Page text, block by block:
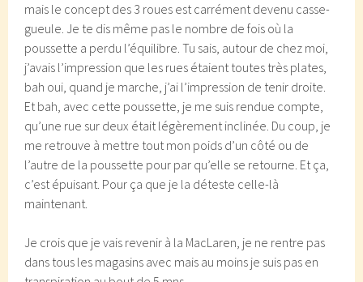
mais le concept des 3 roues est carrément devenu casse-
gueule. Je te dis même pas le nombre de fois où la
poussette a perdu l’équilibre. Tu sais, autour de chez moi,
j’avais l’impression que les rues étaient toutes très plates,
bah oui, quand je marche, j’ai l’impression de tenir droite.
Et bah, avec cette poussette, je me suis rendue compte,
qu’une rue sur deux était légèrement inclinée. Du coup, je
me retrouve à mettre tout mon poids d’un côté ou de
l’autre de la poussette pour par qu’elle se retourne. Et ça,
c’est épuisant. Pour ça que je la déteste celle-là
maintenant.
Je crois que je vais revenir à la MacLaren, je ne rentre pas
dans tous les magasins avec mais au moins je suis pas en